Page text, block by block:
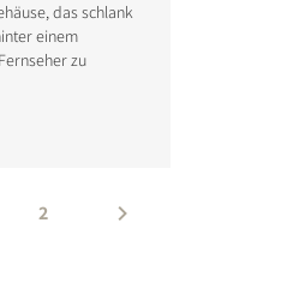
das schlank
einem
zu
2